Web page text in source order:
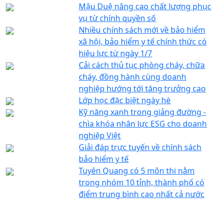
Mậu Duệ nâng cao chất lượng phục
vụ từ chính quyền số
Nhiều chính sách mới về bảo hiểm
xã hội, bảo hiểm y tế chính thức có
hiệu lực từ ngày 1/7
Cải cách thủ tục phòng cháy, chữa
cháy, đồng hành cùng doanh
nghiệp hướng tới tăng trưởng cao
Lớp học đặc biệt ngày hè
Kỹ năng xanh trong giảng đường -
chìa khóa nhân lực ESG cho doanh
nghiệp Việt
Giải đáp trực tuyến về chính sách
bảo hiểm y tế
Tuyên Quang có 5 môn thi nằm
trong nhóm 10 tỉnh, thành phố có
điểm trung bình cao nhất cả nước